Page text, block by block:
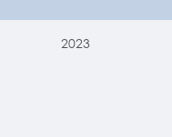
2023